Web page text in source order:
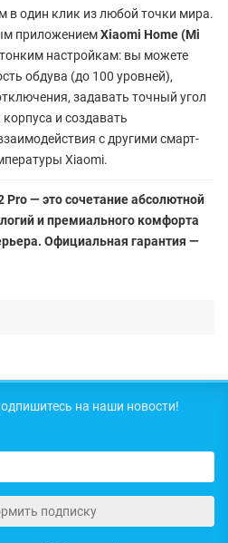
в один клик из любой точки мира.
приложениемXiaomi Home (Mi
настройкам: вы можете
обдува (до 100 уровней),
задавать точный угол
и создавать
с другими смарт-
Xiaomi.
Pro — это сочетание абсолютной
и премиального комфорта
Официальная гарантия —
на наши новости!
подписку